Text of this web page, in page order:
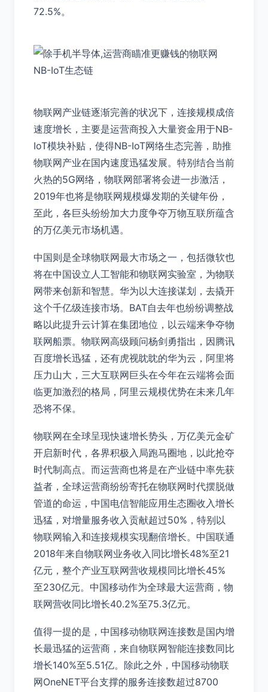
72.5%。
物联网产业链逐渐完善的状况下，连接规模成倍
速度增长，主要是运营商投入大量资金用于NB-
IoT模块补贴，使得NB-IoT网络生态完善，助推
物联网产业在国内速度迅猛发展。特别结合当前
火热的5G网络，物联网部署将会进一步激活，
2019年也将是物联网规模爆发期的关键年份，
至此，各巨头纷纷加大力度争夺万物互联所蕴含
的万亿美元市场机遇。
中国则是全球物联网最大市场之一，包括微软也
将在中国设立人工智能和物联网实验室，为物联
网带来创新和智慧。华为以大连接谋划，去撬开
这个千亿级连接市场。BAT自去年也纷纷调整战
略以此提升云计算在集团地位，以云端来争夺物
联网船票。物联网高级顾问杨剑勇指出，因腾讯
百度增长迅猛，还有虎视眈眈的华为云，阿里将
压力山大，三大互联网巨头在今年在云端将会面
临更加激烈的格局，阿里云规模优势在未来几年
恐将不保。
物联网在全球呈现快速增长势头，万亿美元金矿
开启新时代，各界积极入局跑马圈地，以此抢夺
时代制高点。而运营商也将是在产业链中率先获
益者，全球运营商纷纷寄托在物联网时代摆脱做
管道的命运，中国电信智能应用生态圈收入增长
迅猛，对增量服务收入贡献超过50%，特别以
物联网输入和连接规模实现翻倍增长。中国联通
2018年来自物联网业务收入同比增长48%至21
亿元，整个产业互联网营收规模同比增长45%
至230亿元。中国移动作为全球最大运营商，物
联网营收同比增长40.2%至75.3亿元。
值得一提的是，中国移动物联网连接数是国内增
长最迅猛的运营商，来自物联网智能连接数同比
增长140%至5.51亿。除此之外，中国移动物联
网OneNET平台支撑的服务连接数超过8700